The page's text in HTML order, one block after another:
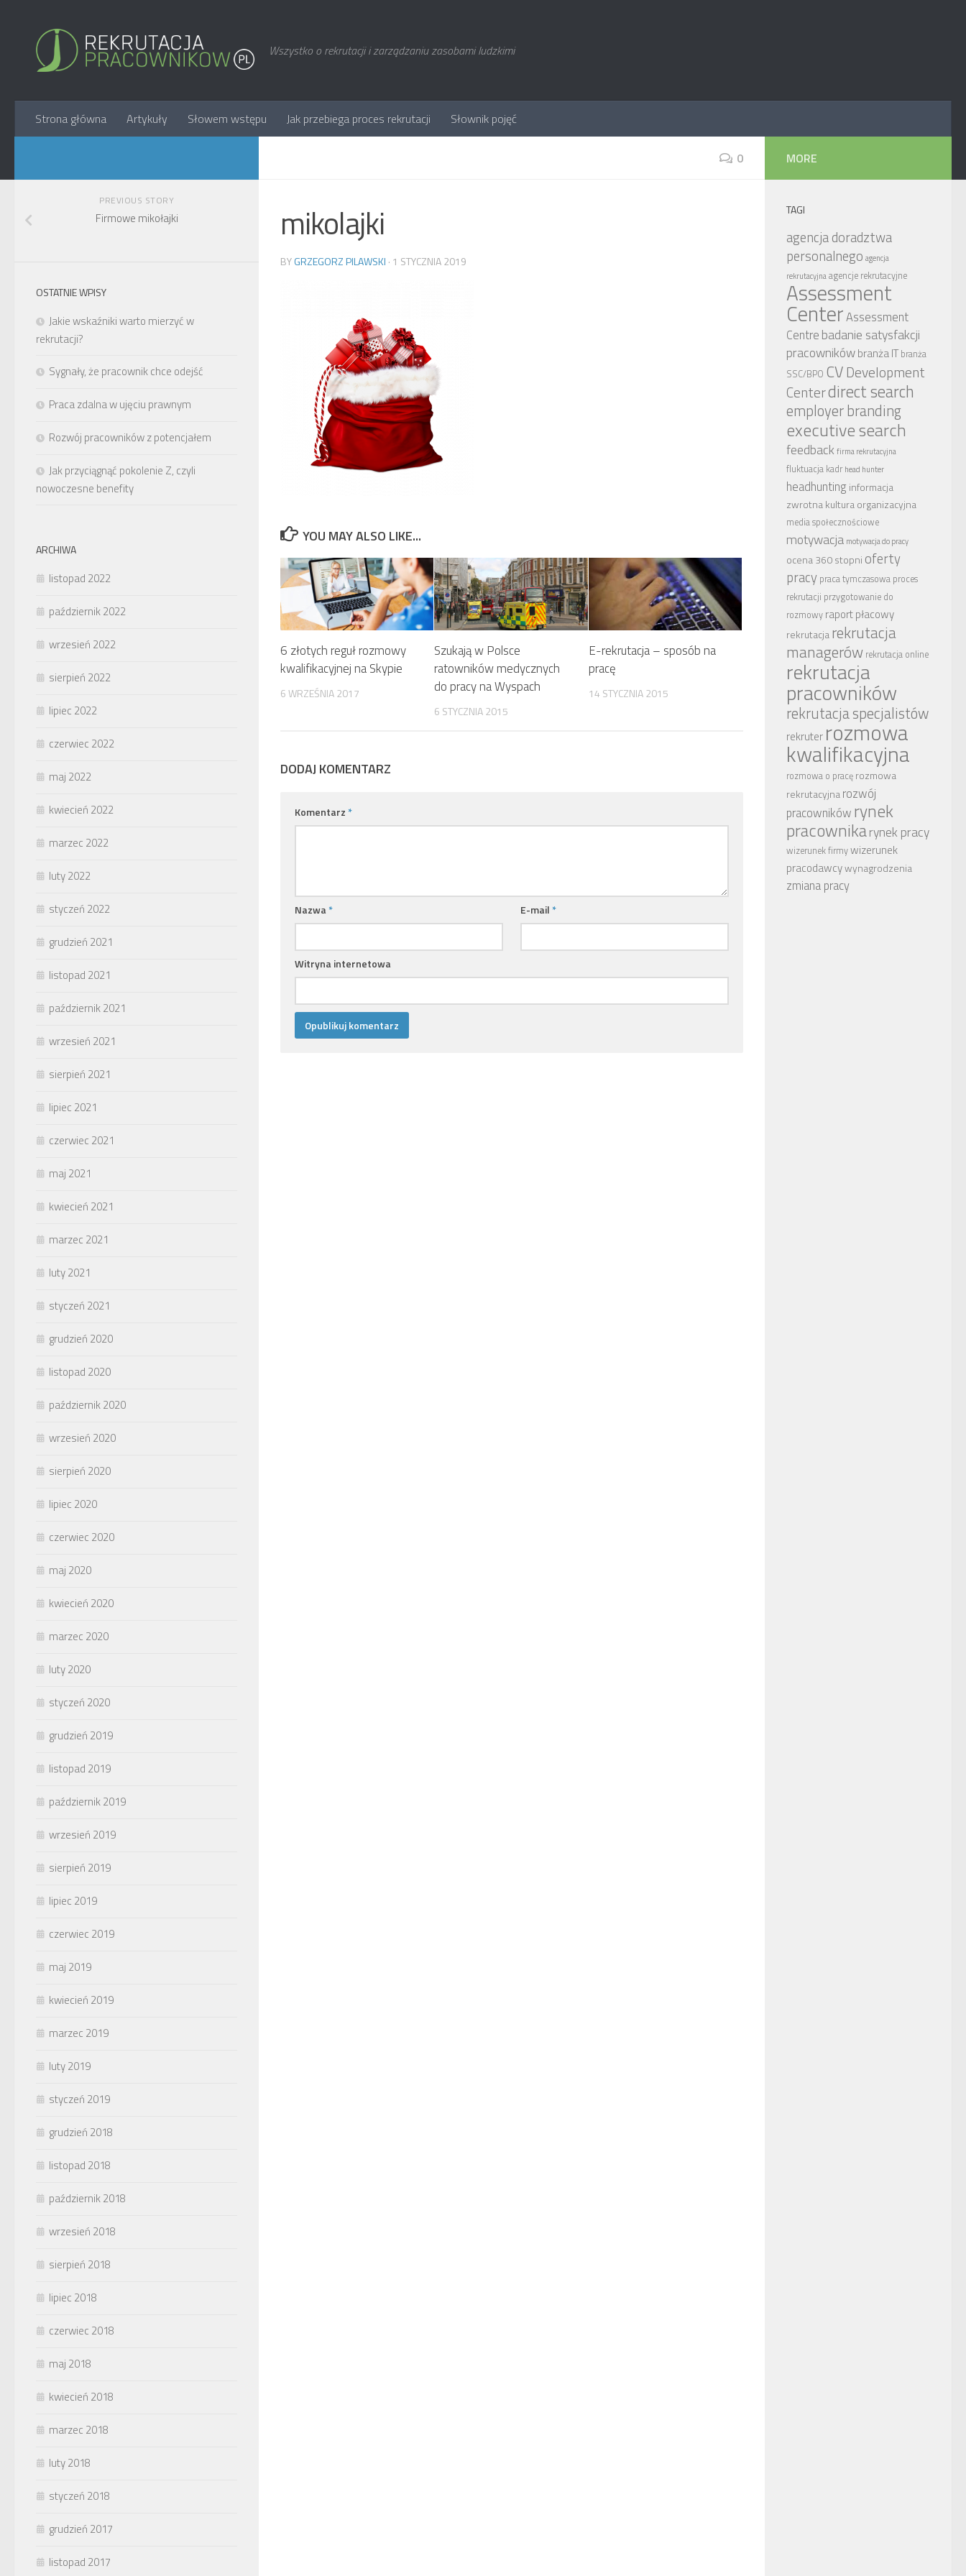
Wszystko o rekrutacji i zarządzaniu zasobami ludzkimi
Strona główna Artykuły Słowem wstępu Jak przebiega proces rekrutacji Słownik pojęć
0
mikolajki
BYGRZEGORZ PILAWSKI · 1 STYCZNIA 2019
YOU MAY ALSO LIKE...
6 złotych reguł rozmowy
kwalifikacyjnej na Skypie
6 WRZEŚNIA 2017
Szukają w Polsce
ratowników medycznych
do pracy na Wyspach
6 STYCZNIA 2015
E-rekrutacja – sposób na
pracę
14 STYCZNIA 2015
DODAJ KOMENTARZ
Komentarz *
Nazwa * E-mail *
Witryna internetowa
PREVIOUS STORY
Firmowe mikołajki
OSTATNIE WPISY
Jakie wskaźniki warto mierzyć w
rekrutacji?
Sygnały, że pracownik chce odejść
Praca zdalna w ujęciu prawnym
Rozwój pracowników z potencjałem
Jak przyciągnąć pokolenie Z, czyli
nowoczesne benefity
ARCHIWA
listopad 2022
październik 2022
wrzesień 2022
sierpień 2022
lipiec 2022
czerwiec 2022
maj 2022
kwiecień 2022
marzec 2022
luty 2022
styczeń 2022
grudzień 2021
listopad 2021
październik 2021
wrzesień 2021
sierpień 2021
lipiec 2021
czerwiec 2021
maj 2021
kwiecień 2021
marzec 2021
luty 2021
styczeń 2021
grudzień 2020
listopad 2020
październik 2020
wrzesień 2020
sierpień 2020
lipiec 2020
czerwiec 2020
maj 2020
kwiecień 2020
marzec 2020
luty 2020
styczeń 2020
grudzień 2019
listopad 2019
październik 2019
wrzesień 2019
sierpień 2019
lipiec 2019
czerwiec 2019
maj 2019
kwiecień 2019
marzec 2019
luty 2019
styczeń 2019
grudzień 2018
listopad 2018
październik 2018
wrzesień 2018
sierpień 2018
lipiec 2018
czerwiec 2018
maj 2018
kwiecień 2018
marzec 2018
luty 2018
styczeń 2018
grudzień 2017
listopad 2017
MORE
TAGI
agencja doradztwa
personalnego agencja
rekrutacyjnaagencje rekrutacyjne
Assessment
CenterAssessment
Centre badanie satysfakcji
pracownikówbranża IT branża
SSC/BPO CV Development
Centerdirect search
employer branding
executive search
feedback firma rekrutacyjna
fluktuacja kadr head hunter
headhunting informacja
zwrotnakultura organizacyjna
media społecznościowe
motywacja motywacja do pracy
ocena 360 stopni oferty
pracy praca tymczasowa proces
rekrutacji przygotowanie do
rozmowy raport płacowy
rekrutacjarekrutacja
managerów rekrutacja online
rekrutacja
pracowników
rekrutacja specjalistów
rekruter rozmowa
kwalifikacyjna
rozmowa o pracę rozmowa
rekrutacyjnarozwój
pracowników rynek
pracownikarynek pracy
wizerunek firmywizerunek
pracodawcywynagrodzenia
zmiana pracy